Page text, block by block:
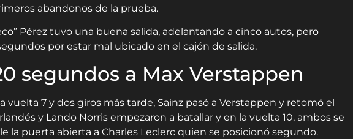
abandonos de la prueba.
Pérez tuvo una buena salida, adelantando a cinco autos, pero
por estar mal ubicado en el cajón de salida.
segundos a Max Verstappen
vuelta 7 y dos giros más tarde, Sainz pasó a Verstappen y retomó el
y Lando Norris empezaron a batallar y en la vuelta 10, ambos se
la puerta abierta a Charles Leclerc quien se posicionó segundo.